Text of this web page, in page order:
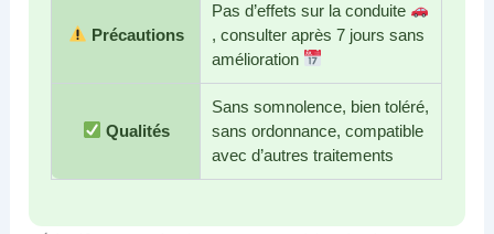
Précautions
Pas d’effets sur la conduite
, consulter après 7 jours sans
amélioration
Qualités
Sans somnolence, bien toléré,
sans ordonnance, compatible
avec d’autres traitements